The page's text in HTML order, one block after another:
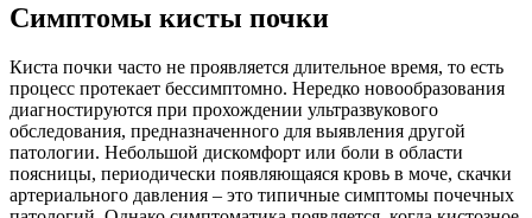
Симптомы кисты почки
Киста почки часто не проявляется длительное время, то есть
процесс протекает бессимптомно. Нередко новообразования
диагностируются при прохождении ультразвукового
обследования, предназначенного для выявления другой
патологии. Небольшой дискомфорт или боли в области
поясницы, периодически появляющаяся кровь в моче, скачки
артериального давления – это типичные симптомы почечных